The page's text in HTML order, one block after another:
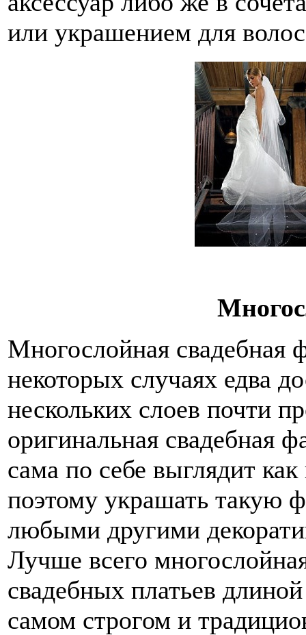
или украшением для
Многослойная свадебная
некоторых случаях едва
нескольких слоев почти
оригинальная свадебная
сама по себе выглядит
поэтому украшать такую
любыми другими
Лучше всего
свадебных платьев
самом строгом и